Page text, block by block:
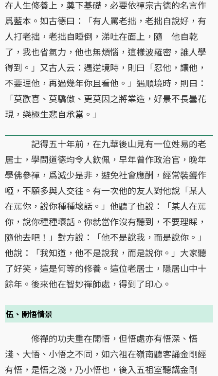
在人生修養上，奠下基礎，必要依禪宗古德的名言作
爲藍本。如古德曰：「有人罵老拙，老拙自說好，有
人打老拙，老拙自睡倒，涕吐在面上，隨 他自乾
了，我也省氣力，他也無煩惱，這樣波羅密，誰人學
得到。」又古人云：遇逆境時，則曰「忍他，讓他，
不要理他，再過幾年你且看他。」遇順境時，則曰：
「莫歡喜、莫驕傲、更莫因之將業造，好景不長曇花
現，樂極生悲自承當。」
記得五十年前，在九華後山見有一位姓易的老
居士，學問道德均令人欽佩，早年曾作政治官，晚年
學佛參禪，爲減少是非，避免社會應酬，經常裝聾作
啞，不願多與人交往。有一次他的友人對他說「某人
在罵你，說你種種壞話。」他聽了也說：「某人在罵
你，說你種種壞話。你就當作沒有聽到，不要理睬，
隨他去吧！」對方說：「他不是說我，而是說你。」
他說：「我知道，他不是說我，而是說你。」大家聽
了好笑，這是何等的修養。這位老居士，隱居山中十
餘年。後來他在智妙禪師處，得到了印心。
伍、開悟情景
修禪的功夫重在開悟，但悟處亦有悟深、悟
淺、大悟、小悟之不同，如六祖在嶺南聽客誦金剛經
有悟，是悟之淺，乃小悟也，後入五祖室聽講金剛